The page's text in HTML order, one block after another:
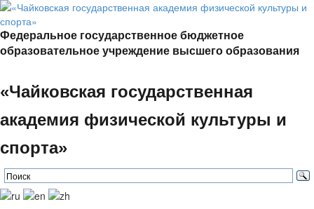
Федеральное государственное бюджетное
образовательное учреждение высшего образования
«Чайковская государственная
академия физической культуры и
спорта»